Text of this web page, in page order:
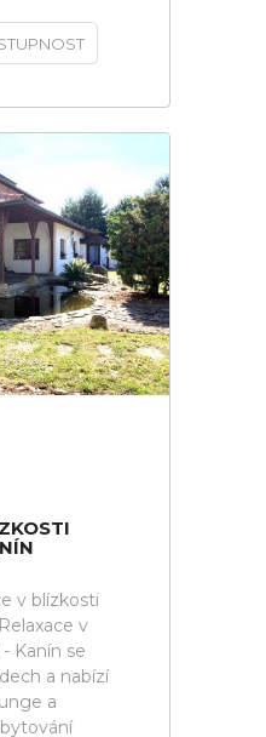
v blízkosti
v
Kanín se
a nabízí
a